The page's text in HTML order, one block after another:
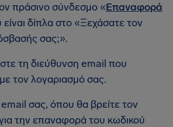
πράσινο σύνδεσμο «Επαναφορά
δίπλα στο «Ξεχάσατε τον
σας;».
τη διεύθυνση email που
τον λογαριασμό σας.
email σας, όπου θα βρείτε τον
την επαναφορά του κωδικού